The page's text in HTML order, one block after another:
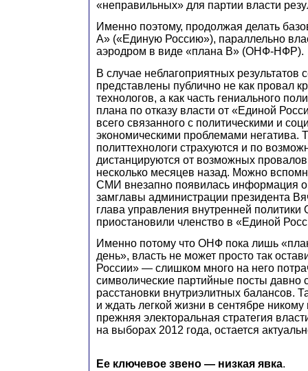
«неправильных» для партии власти
Именно поэтому, продолжая делать
А» («Единую Россию»), параллельно
аэродром в виде «плана В» (ОНФ-НФР).
В случае неблагоприятных результатов
представлены публично не как провал
технологов, а как часть гениального
плана по отказу власти от «Единой
всего связанного с политическими и
экономическими проблемами негатива.
политтехнологи страхуются и по
дистанцируются от возможных
несколько месяцев назад. Можно
СМИ внезапно появилась информация
замглавы администрации президента
глава управления внутренней политики
приостановили членство в «Единой
Именно потому что ОНФ пока лишь
день», власть не может просто так
России» — слишком много на него
символические партийные посты давно
расстановки внутриэлитных балансов.
и ждать легкой жизни в сентябре никому
прежняя электоральная стратегия
на выборах 2012 года, остается
Ее ключевое звено — низкая явка.